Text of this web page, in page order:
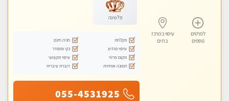
לפרטים
נוספים
עיסוי במרכז
בת ים
פלטינה
מקלחת
חניה חינם
עיסוי מרגיע
נקי ומסודר
מקום פרטי
עיסוי מקצועי
תמונה אמיתית
דוברת עיברית
055-4531925